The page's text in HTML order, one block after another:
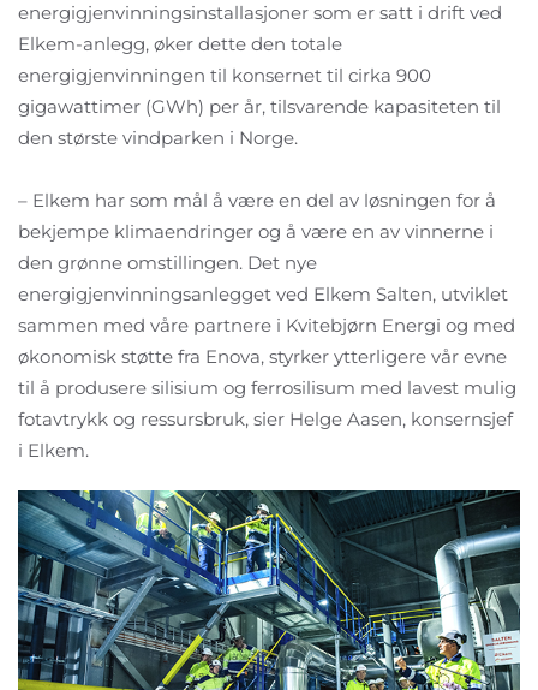
energigjenvinningsinstallasjoner som er satt i drift ved
Elkem-anlegg, øker dette den totale
energigjenvinningen til konsernet til cirka 900
gigawattimer (GWh) per år, tilsvarende kapasiteten til
den største vindparken i Norge.
– Elkem har som mål å være en del av løsningen for å
bekjempe klimaendringer og å være en av vinnerne i
den grønne omstillingen. Det nye
energigjenvinningsanlegget ved Elkem Salten, utviklet
sammen med våre partnere i Kvitebjørn Energi og med
økonomisk støtte fra Enova, styrker ytterligere vår evne
til å produsere silisium og ferrosilisum med lavest mulig
fotavtrykk og ressursbruk, sier Helge Aasen, konsernsjef
i Elkem.